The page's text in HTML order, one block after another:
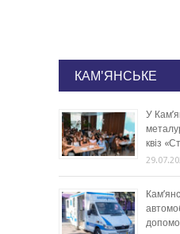
КАМ'ЯНСЬКЕ
У
квіз